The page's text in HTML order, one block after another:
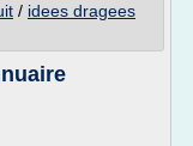
/ idees dragees